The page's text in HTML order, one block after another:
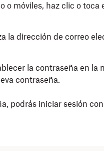
o móviles, haz clic o toca
la dirección de correo
la contraseña en la
contraseña.
podrás iniciar sesión